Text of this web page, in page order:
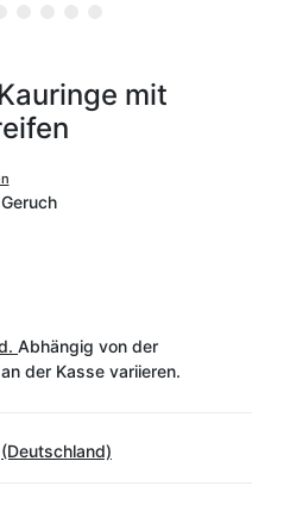
mit
Abhängig von der
der Kasse variieren.
(Deutschland)